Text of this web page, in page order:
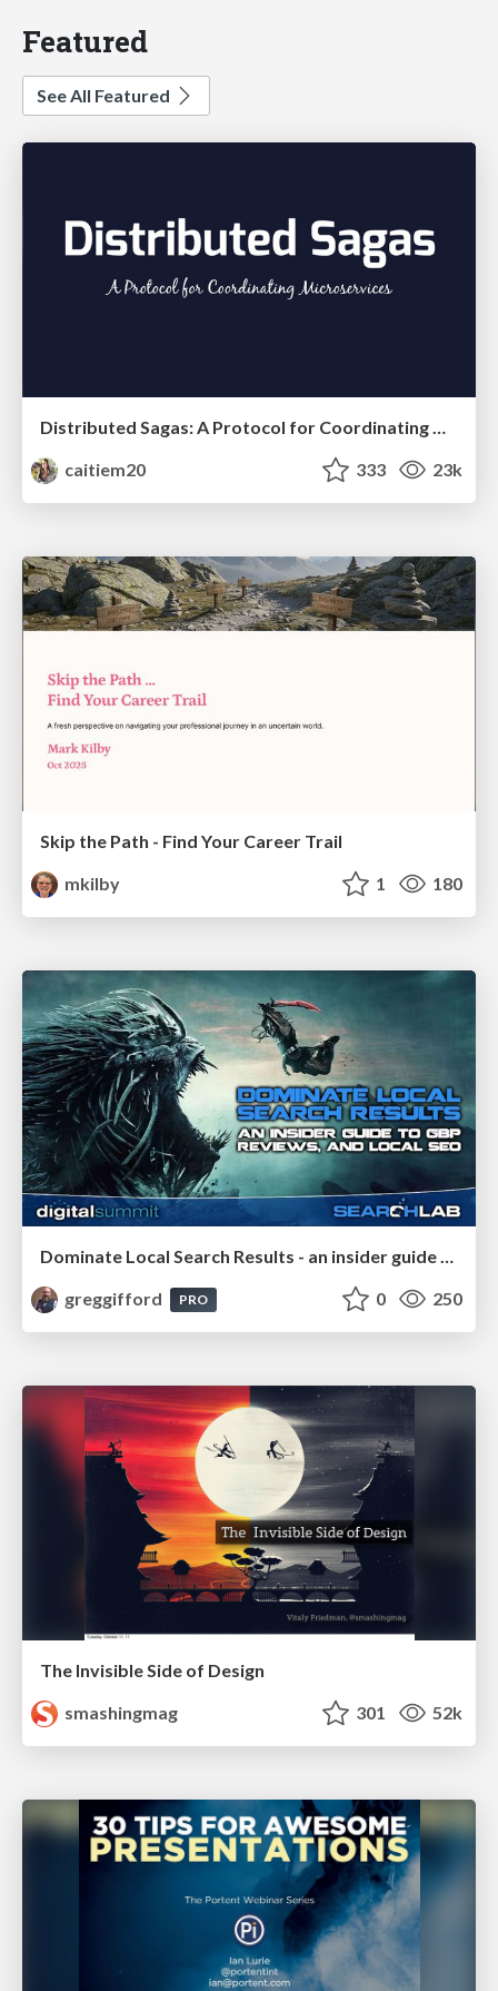
Featured
See All Featured
Distributed Sagas: A Protocol for Coordinating Microservices
caitiem20
333 23k
Skip the Path - Find Your Career Trail
mkilby
1 180
Dominate Local Search Results - an insider guide to GBP, reviews, and Local SEO
greggifford
PRO 0 250
The Invisible Side of Design
smashingmag
301 52k